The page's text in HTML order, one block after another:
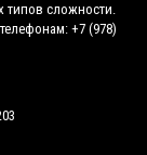
типов сложности.
+7 (978)